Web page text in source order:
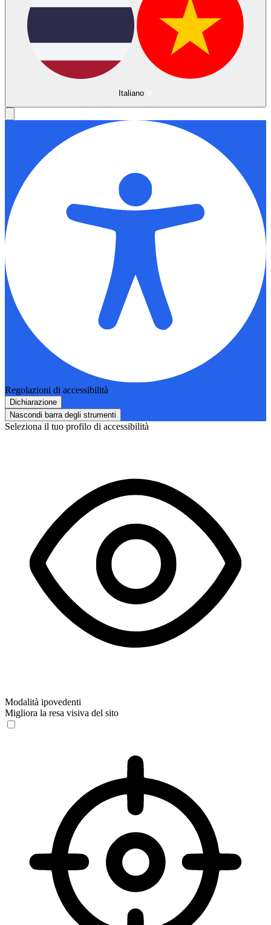
Italiano
Regolazioni di accessibilità
Dichiarazione
Nascondi barra degli strumenti
Seleziona il tuo profilo di accessibilità
Modalità ipovedenti
Migliora la resa visiva del sito